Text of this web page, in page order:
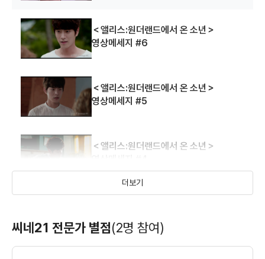
＜앨리스:원더랜드에서 온 소년＞
영상메세지 #6
＜앨리스:원더랜드에서 온 소년＞
영상메세지 #5
＜앨리스:원더랜드에서 온 소년＞
더보기
씨네21 전문가 별점(2명 참여)